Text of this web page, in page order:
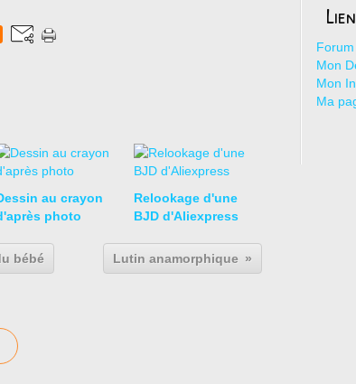
au crayon
photo
Relookage d'une
BJD d'Aliexpress
bébé Lutin anamorphique
Mon
Mon
Ma